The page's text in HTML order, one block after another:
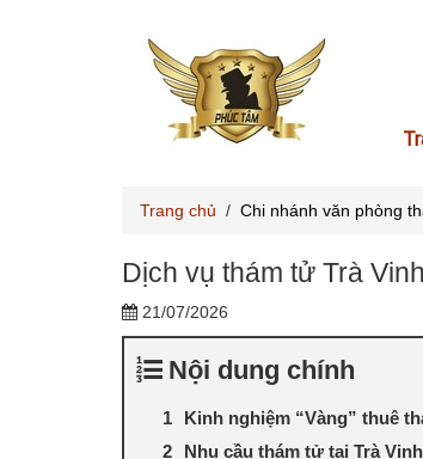
Trang chủ / Chi nhánh văn phòng
Dịch vụ thám tử Trà
21/07/2026
Nội dung chính
Kinh nghiệm “Vàng” thuê
Nhu cầu thám tử tại Trà